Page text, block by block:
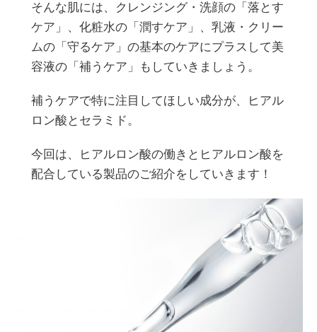
そんな肌には、クレンジング・洗顔の「落とす
ケア」、化粧水の「潤すケア」、乳液・クリー
ムの「守るケア」の基本のケアにプラスして美
容液の「補うケア」もしていきましょう。
補うケアで特に注目してほしい成分が、ヒアル
ロン酸とセラミド。
今回は、ヒアルロン酸の働きとヒアルロン酸を
配合している製品のご紹介をしていきます！